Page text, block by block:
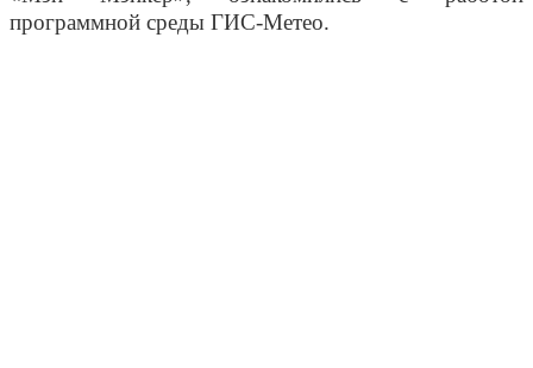
программной среды ГИС-Метео.